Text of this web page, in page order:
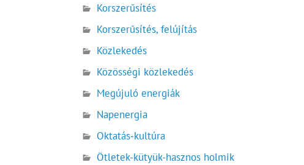
Korszerűsítés
Korszerűsítés, felújítás
Közlekedés
Közösségi közlekedés
Megújuló energiák
Napenergia
Oktatás-kultúra
Ötletek-kütyük-hasznos holmik